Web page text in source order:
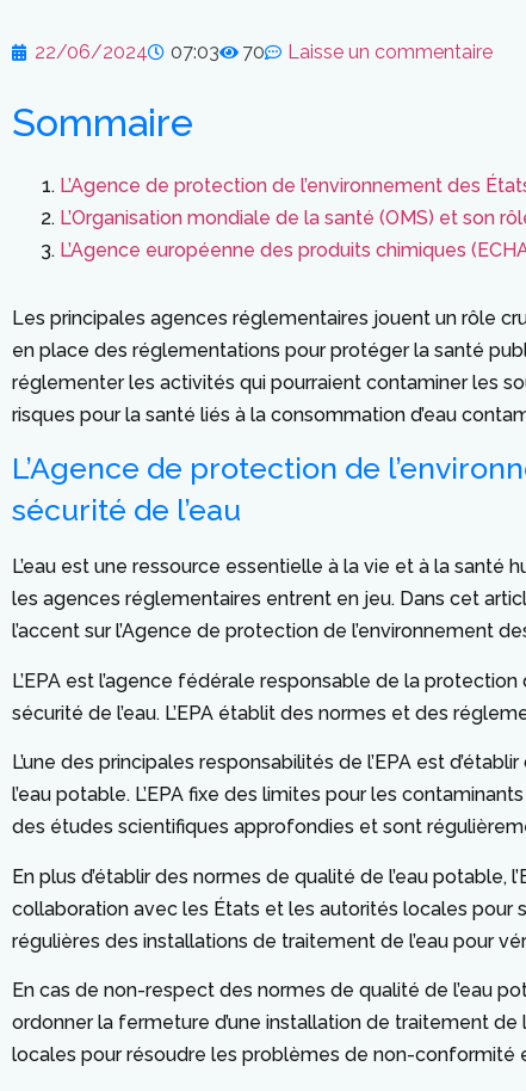
22/06/2024 07:03 70 Laisse un commentaire
Sommaire
L’Agence de protection de l’environnement des
L’Organisation mondiale de la santé (OMS) et son
L’Agence européenne des produits chimiques
Les principales agences réglementaires jouent un rôle
en place des réglementations pour protéger la santé
réglementer les activités qui pourraient contaminer les
risques pour la santé liés à la consommation d’eau
L’Agence de protection de
sécurité de l’eau
L’eau est une ressource essentielle à la vie et à la santé
les agences réglementaires entrent en jeu. Dans cet
l’accent sur l’Agence de protection de l’environnement
L’EPA est l’agence fédérale responsable de la
sécurité de l’eau. L’EPA établit des normes et des
L’une des principales responsabilités de l’EPA est
l’eau potable. L’EPA fixe des limites pour les
des études scientifiques approfondies et sont
En plus d’établir des normes de qualité de l’eau
collaboration avec les États et les autorités locales pour
régulières des installations de traitement de l’eau pour
En cas de non-respect des normes de qualité de l’eau
ordonner la fermeture d’une installation de traitement de
locales pour résoudre les problèmes de non-conformité